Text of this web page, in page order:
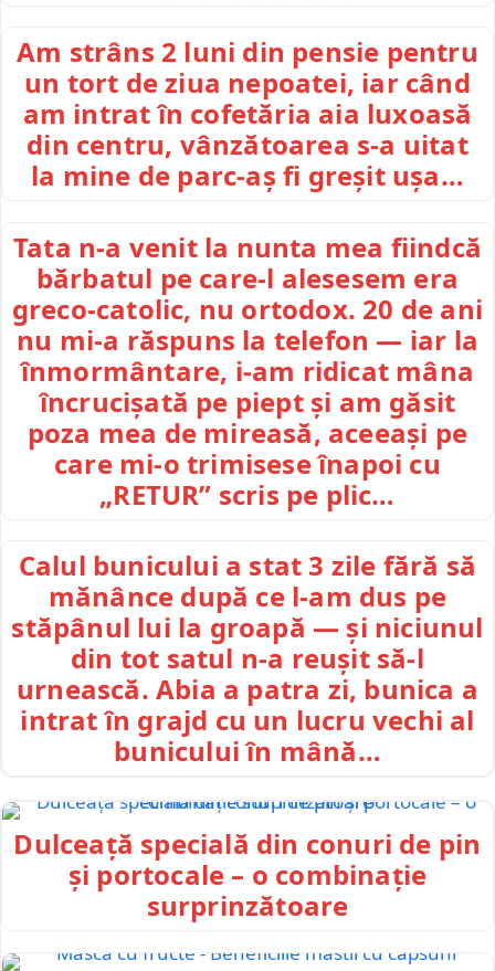
Am strâns 2 luni din pensie pentru
un tort de ziua nepoatei, iar când
am intrat în cofetăria aia luxoasă
din centru, vânzătoarea s-a uitat
la mine de parc-aș fi greșit ușa…
Tata n-a venit la nunta mea fiindcă
bărbatul pe care-l alesesem era
greco-catolic, nu ortodox. 20 de ani
nu mi-a răspuns la telefon — iar la
înmormântare, i-am ridicat mâna
încrucișată pe piept și am găsit
poza mea de mireasă, aceeași pe
care mi-o trimisese înapoi cu
„RETUR” scris pe plic…
Calul bunicului a stat 3 zile fără să
mănânce după ce l-am dus pe
stăpânul lui la groapă — și niciunul
din tot satul n-a reușit să-l
urnească. Abia a patra zi, bunica a
intrat în grajd cu un lucru vechi al
bunicului în mână…
Dulceață specială din conuri de pin
și portocale – o combinație
surprinzătoare